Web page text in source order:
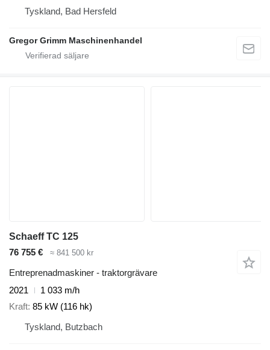
Tyskland, Bad Hersfeld
Gregor Grimm Maschinenhandel
Schaeff TC 125
76 755 €
≈ 841 500 kr
Entreprenadmaskiner - traktorgrävare
2021
1 033 m/h
Kraft 85 kW (116 hk)
Tyskland, Butzbach